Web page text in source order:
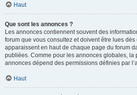
Haut
Que sont les annonces ?
Les annonces contiennent souvent des
forum que vous consultez et doivent être lues
apparaissent en haut de chaque page du forum
publiées. Comme pour les annonces globales, la
annonces dépend des permissions définies par
Haut